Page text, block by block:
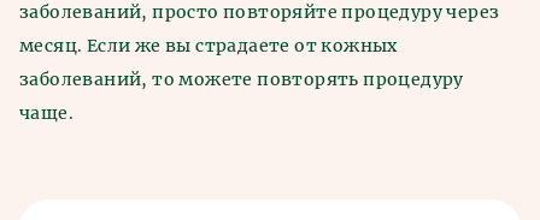
заболеваний, просто повторяйте процедуру через
месяц. Если же вы страдаете от кожных
заболеваний, то можете повторять процедуру
чаще.